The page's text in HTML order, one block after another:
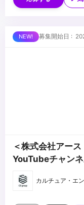
・楽曲制作に携わった
・Illustrator/Photoshop
... 募集開始日 :
＜株式会社アー
YouTubeチャン
カルチュア・エ